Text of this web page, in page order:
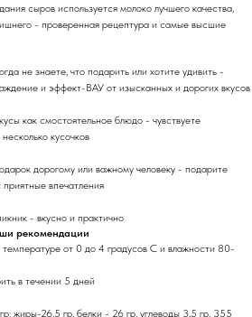
сыров используется молоко лучшего качества,
- проверенная рецептура и самые высшие
не знаете, что подарить или хотите удивить -
и эффект-ВАУ от изысканных и дорогих вкусов
как смостоятельное блюдо - чувствуете
кусочков
дорогому или важному человеку - подарите
впечатления
- вкусно и практично
рекомендации
температуре от 0 до 4 градусов С и влажности 80-
в течении 5 дней
жиры-26,5 гр, белки - 26 гр, углеводы 3,5 гр, 355